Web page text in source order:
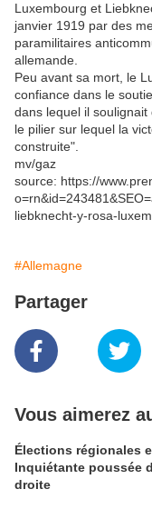
Luxembourg et
janvier 1919 par des
paramilitaires
allemande.
Peu avant sa mort, le
confiance dans le
dans lequel il
le pilier sur lequel la
construite".
mv/gaz
source: https://
liebknecht-y-rosa-
#Allemagne
Partager
Vous aimerez
Élections régionales
Inquiétante poussée
droite